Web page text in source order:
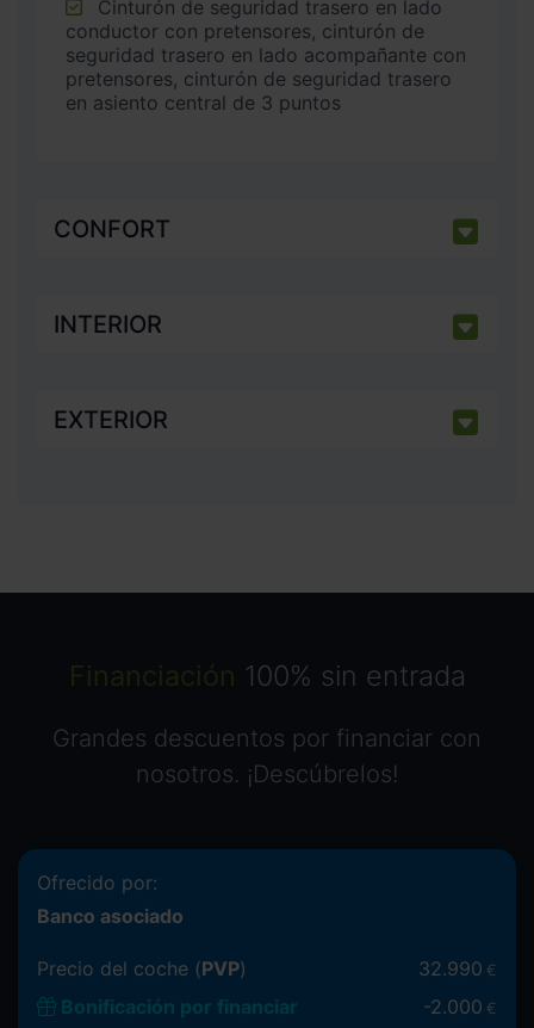
conductor con pretensores, cinturón de
seguridad trasero en lado acompañante con
pretensores, cinturón de seguridad trasero
en asiento central de 3 puntos
CONFORT
INTERIOR
EXTERIOR
Financiación 100% sin entrada
Grandes descuentos por financiar con
nosotros. ¡Descúbrelos!
Ofrecido por:
Banco asociado
Precio del coche (PVP) 32.990 €
Bonificación por financiar -2.000 €